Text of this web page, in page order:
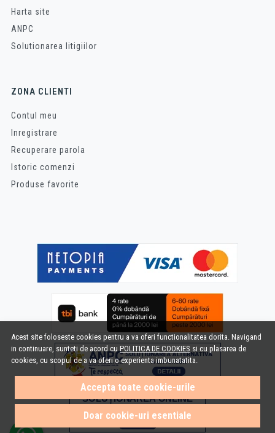
Acest site foloseste cookies pentru a va oferi functionalitatea dorita. Navigand
in continuare, sunteti de acord cuPOLITICA DE COOKIES si cu plasarea de
cookies, cu scopul de a va oferi o experienta imbunatatita.
Accepta toate cookie-urile
Doar cookie-uri esentiale
Harta site
ANPC
Solutionarea litigiilor
ZONA CLIENTI
Contul meu
Inregistrare
Recuperare parola
Istoric comenzi
Produse favorite